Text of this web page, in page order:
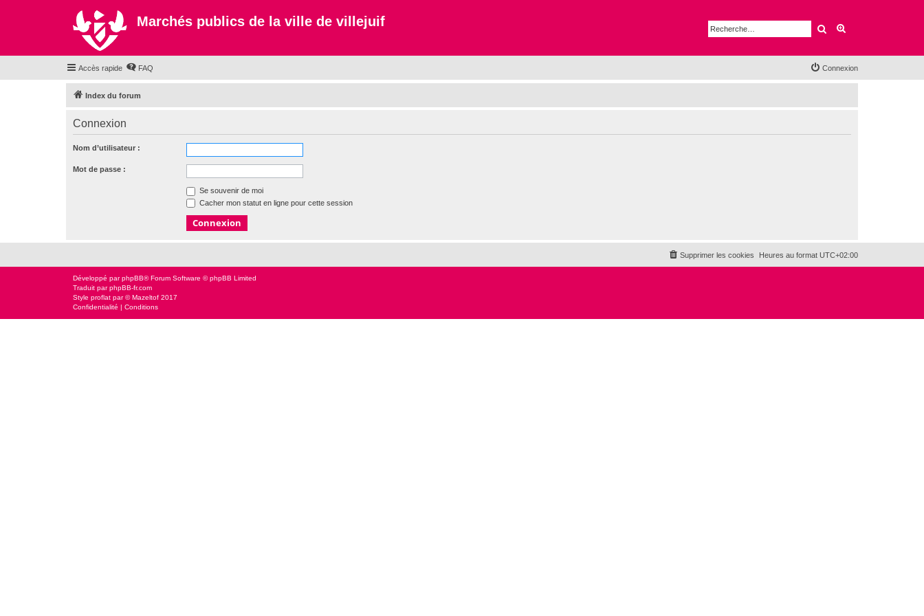
Marchés publics de la ville de villejuif Rechercher
Accès rapide FAQ Connexion
Index du forum
Connexion
Nom d’utilisateur :
Mot de passe :
Se souvenir de moi
Cacher mon statut en ligne pour cette session
Heures au format UTC+02:00
Supprimer les cookies
Développé parphpBB® Forum Software © phpBB Limited
Traduit parphpBB-fr.com
Style proflat par ©Mazeltof 2017
Confidentialité | Conditions